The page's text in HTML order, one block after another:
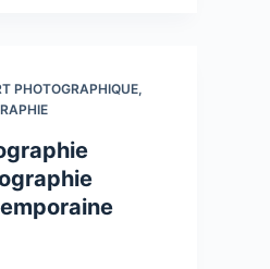
PHOTOGRAPHIQUE,